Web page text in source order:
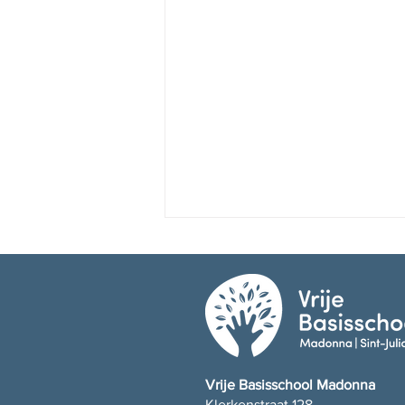
Fijne vakantie!
Vrije Basisschool Madonna